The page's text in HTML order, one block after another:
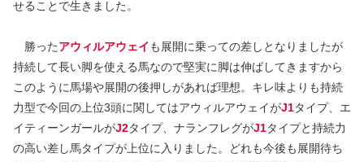
せることで生きました。
勝ったアウィルアウェイ も展開に乗っての差しとなりましたが
持続して長い脚を使える馬なので堅実に脚は伸ばしてきますから
このように馬場や展開の後押しがあれば理想。キレ味よりも持続
力型で今回の上位3頭に関してはアウィルアウェイがJ1タイプ、エ
イティーンガールがJ2タイプ、ナランフレグがJ1タイプと持続力
の高い差し馬タイプが上位に入りました。どれも今後も展開待ち